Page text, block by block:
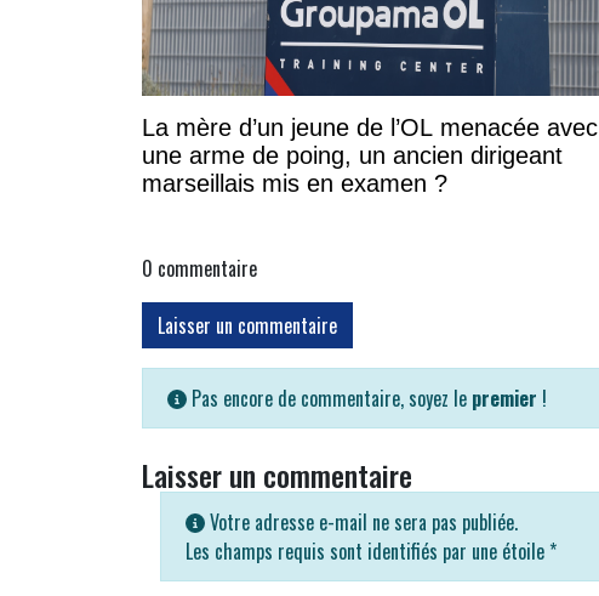
La mère d’un jeune de l’OL menacée avec
une arme de poing, un ancien dirigeant
marseillais mis en examen ?
0 commentaire
Laisser un commentaire
Pas encore de commentaire, soyez le premier !
Laisser un commentaire
Votre adresse e-mail ne sera pas publiée.
Les champs requis sont identifiés par une étoile *